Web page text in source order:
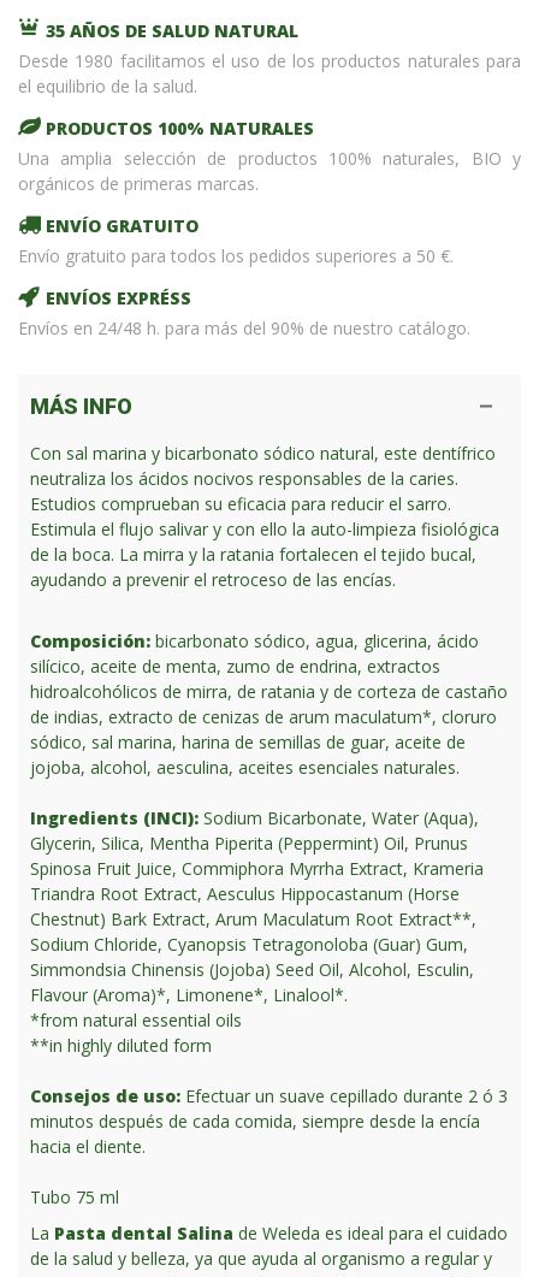
35 AÑOS DE SALUD NATURAL
Desde 1980 facilitamos el uso de los productos naturales para
el equilibrio de la salud.
PRODUCTOS 100% NATURALES
Una amplia selección de productos 100% naturales, BIO y
orgánicos de primeras marcas.
ENVÍO GRATUITO
Envío gratuito para todos los pedidos superiores a 50 €.
ENVÍOS EXPRÉSS
Envíos en 24/48 h. para más del 90% de nuestro catálogo.
MÁS INFO
Con sal marina y bicarbonato sódico natural, este dentífrico
neutraliza los ácidos nocivos responsables de la caries.
Estudios comprueban su eficacia para reducir el sarro.
Estimula el flujo salivar y con ello la auto-limpieza fisiológica
de la boca. La mirra y la ratania fortalecen el tejido bucal,
ayudando a prevenir el retroceso de las encías.
Composición: bicarbonato sódico, agua, glicerina, ácido
silícico, aceite de menta, zumo de endrina, extractos
hidroalcohólicos de mirra, de ratania y de corteza de castaño
de indias, extracto de cenizas de arum maculatum*, cloruro
sódico, sal marina, harina de semillas de guar, aceite de
jojoba, alcohol, aesculina, aceites esenciales naturales.
Ingredients (INCI): Sodium Bicarbonate, Water (Aqua),
Glycerin, Silica, Mentha Piperita (Peppermint) Oil, Prunus
Spinosa Fruit Juice, Commiphora Myrrha Extract, Krameria
Triandra Root Extract, Aesculus Hippocastanum (Horse
Chestnut) Bark Extract, Arum Maculatum Root Extract**,
Sodium Chloride, Cyanopsis Tetragonoloba (Guar) Gum,
Simmondsia Chinensis (Jojoba) Seed Oil, Alcohol, Esculin,
Flavour (Aroma)*, Limonene*, Linalool*.
*from natural essential oils
**in highly diluted form
Consejos de uso: Efectuar un suave cepillado durante 2 ó 3
minutos después de cada comida, siempre desde la encía
hacia el diente.
Tubo 75 ml
La Pasta dental Salina de Weleda es ideal para el cuidado
de la salud y belleza, ya que ayuda al organismo a regular y